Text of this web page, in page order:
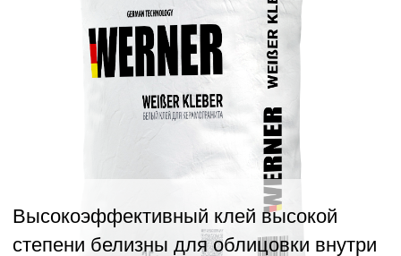
Высокоэффективный клей высокой
степени белизны для облицовки внутри
и снаружи помещения. Природные
обеспечивают экологическую
безопасность облицовки. Полимерные
добавки придают эластичность клеевой
смеси, которая компенсирует
основанием. Плиточный клей WERNER
водо- и морозостойкий. Класс C2 TE S2.